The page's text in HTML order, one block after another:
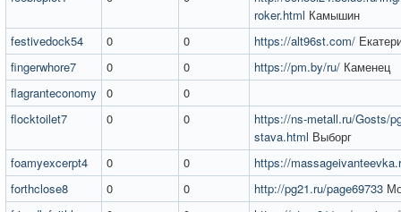
roker.html Камышин
festivedock54
0 0 https://alt96st.com/
fingerwhore7
0 0 https://pm.by/ru/ Каменец
flagranteconomy
0
0
flocktoilet7
0 0
https://ns-metall.ru/Gosts/
stava.html Выборг
foamyexcerpt4
0 0
https://
forthclose8
0 0 http://pg21.ru/page69733